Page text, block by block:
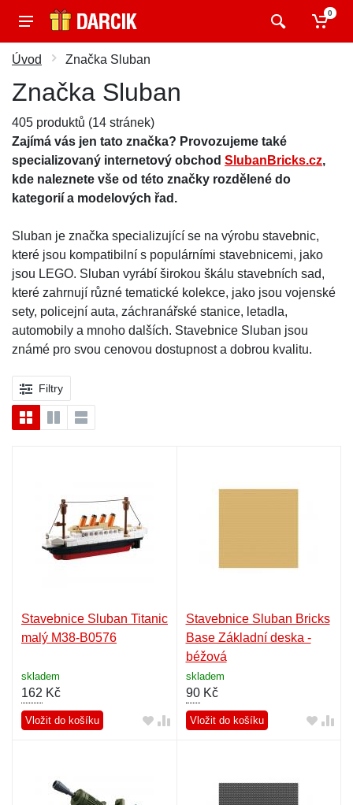
0
Úvod Značka Sluban
Značka Sluban
405 produktů (14 stránek)
Zajímá vás jen tato značka? Provozujeme také
specializovaný internetový obchod SlubanBricks.cz,
kde naleznete vše od této značky rozdělené do
kategorií a modelových řad.
Sluban je značka specializující se na výrobu stavebnic,
které jsou kompatibilní s populárními stavebnicemi, jako
jsou LEGO. Sluban vyrábí širokou škálu stavebních sad,
které zahrnují různé tematické kolekce, jako jsou vojenské
sety, policejní auta, záchranářské stanice, letadla,
automobily a mnoho dalších. Stavebnice Sluban jsou
známé pro svou cenovou dostupnost a dobrou kvalitu.
Filtry
Stavebnice Sluban Titanic
malý M38-B0576
skladem
162 Kč
Vložit do košíku
Stavebnice Sluban Bricks
Base Základní deska -
béžová
skladem
90Kč
Vložit do košíku